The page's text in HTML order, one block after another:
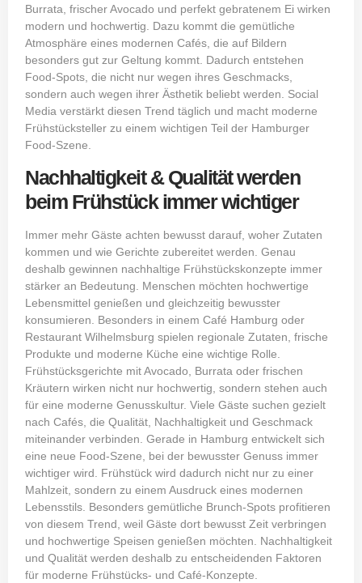
Burrata, frischer Avocado und perfekt gebratenem Ei wirken
modern und hochwertig. Dazu kommt die gemütliche
Atmosphäre eines modernen Cafés, die auf Bildern
besonders gut zur Geltung kommt. Dadurch entstehen
Food-Spots, die nicht nur wegen ihres Geschmacks,
sondern auch wegen ihrer Ästhetik beliebt werden. Social
Media verstärkt diesen Trend täglich und macht moderne
Frühstücksteller zu einem wichtigen Teil der Hamburger
Food-Szene.
Nachhaltigkeit & Qualität werden
beim Frühstück immer wichtiger
Immer mehr Gäste achten bewusst darauf, woher Zutaten
kommen und wie Gerichte zubereitet werden. Genau
deshalb gewinnen nachhaltige Frühstückskonzepte immer
stärker an Bedeutung. Menschen möchten hochwertige
Lebensmittel genießen und gleichzeitig bewusster
konsumieren. Besonders in einem Café Hamburg oder
Restaurant Wilhelmsburg spielen regionale Zutaten, frische
Produkte und moderne Küche eine wichtige Rolle.
Frühstücksgerichte mit Avocado, Burrata oder frischen
Kräutern wirken nicht nur hochwertig, sondern stehen auch
für eine moderne Genusskultur. Viele Gäste suchen gezielt
nach Cafés, die Qualität, Nachhaltigkeit und Geschmack
miteinander verbinden. Gerade in Hamburg entwickelt sich
eine neue Food-Szene, bei der bewusster Genuss immer
wichtiger wird. Frühstück wird dadurch nicht nur zu einer
Mahlzeit, sondern zu einem Ausdruck eines modernen
Lebensstils. Besonders gemütliche Brunch-Spots profitieren
von diesem Trend, weil Gäste dort bewusst Zeit verbringen
und hochwertige Speisen genießen möchten. Nachhaltigkeit
und Qualität werden deshalb zu entscheidenden Faktoren
für moderne Frühstücks- und Café-Konzepte.